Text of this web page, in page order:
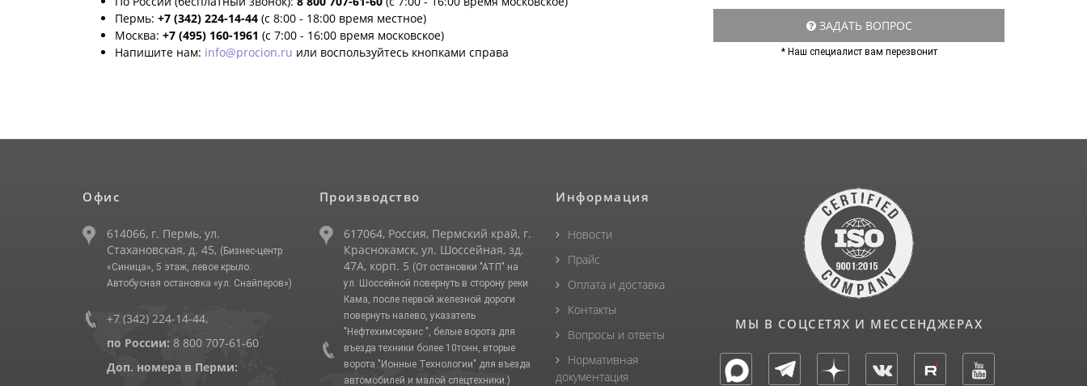
Пермь: +7 (342) 224-14-44 (с 8:00 - 18:00 время местное)
Москва: +7 (495) 160-1961 (с 7:00 - 16:00 время московское)
Напишите нам: info@procion.ru или воспользуйтесь кнопками справа
ЗАДАТЬ ВОПРОС
* Наш специалист вам перезвонит
Офис
614066, г. Пермь, ул.
Стахановская, д. 45, (Бизнес-центр
«Синица», 5 этаж, левое крыло.
Автобусная остановка «ул. Снайперов»)
+7 (342) 224-14-44,
по России: 8 800 707-61-60
Доп. номера в Перми:
Производство
617064, Россия, Пермский край, г.
Краснокамск, ул. Шоссейная, зд.
47А, корп. 5 (От остановки "АТП" на
ул. Шоссейной повернуть в сторону реки
Кама, после первой железной дороги
повернуть налево, указатель
"Нефтехимсервис ", белые ворота для
въезда техники более 10тонн, вторые
ворота "Ионные Технологии" для въезда
автомобилей и малой спецтехники.)
Информация
Новости
Прайс
Оплата и доставка
Контакты
Вопросы и ответы
Нормативная
документация
МЫ В СОЦСЕТЯХ И МЕССЕНДЖЕРАХ